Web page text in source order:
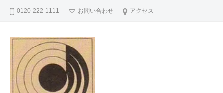
0120-222-1111 お問い合わせ アクセス